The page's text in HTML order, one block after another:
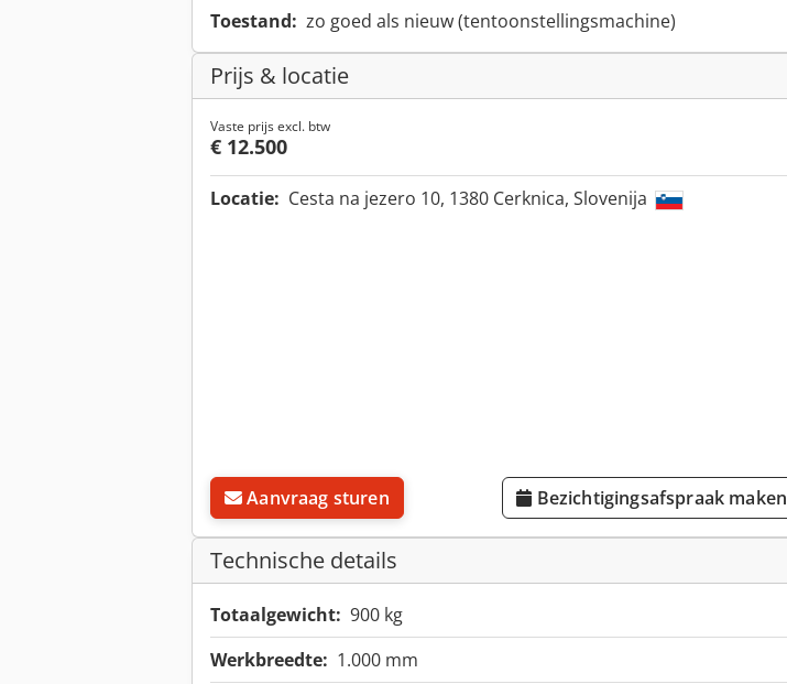
Toestand: zo goed als nieuw (tentoonstellingsmachine)
Prijs & locatie
Vaste prijs excl. btw
€ 12.500
Locatie: Cesta na jezero 10, 1380 Cerknica, Slovenija
Aanvraag sturen Bezichtigingsafspraak maken
Technische details
Totaalgewicht: 900 kg
Werkbreedte: 1.000 mm